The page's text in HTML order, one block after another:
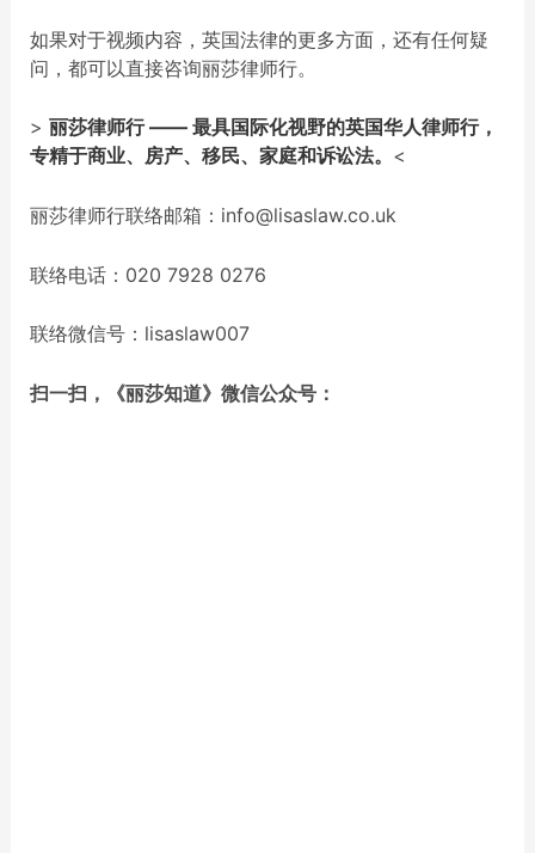
如果对于视频内容，英国法律的更多方面，还有任何疑
问，都可以直接咨询丽莎律师行。
> 丽莎律师行—— 最具国际化视野的英国华人律师行，
专精于商业、房产、移民、家庭和诉讼法。 <
丽莎律师行联络邮箱：info@lisaslaw.co.uk
联络电话：020 7928 0276
联络微信号：lisaslaw007
扫一扫，《丽莎知道》微信公众号：